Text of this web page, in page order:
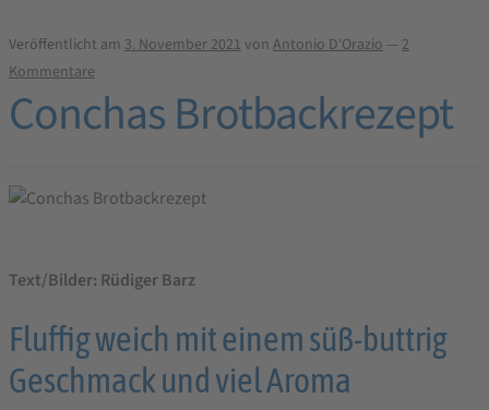
Veröffentlicht am 3. November 2021von Antonio D'Orazio — 2
Kommentare
Conchas Brotbackrezept
Text/Bilder: Rüdiger Barz
Fluffig weich mit einem süß-buttrig
Geschmack und viel Aroma